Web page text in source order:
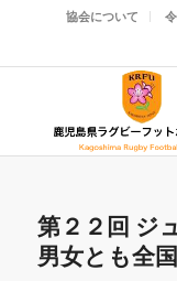
協会について
第２２回 ジ
男女とも全